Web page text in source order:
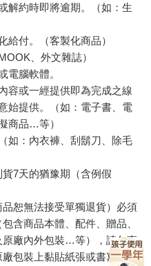
解約時即將逾期。（如：生
給付。（客製化商品）
、外文雜誌）
電腦軟體。
容或一經提供即為完成之線
始提供。（如：電子書、電
商品…等）
如：內衣褲、刮鬍刀、除毛
7天的猶豫期（含例假
恕無法接受單獨退貨）必須
含商品本體、配件、贈品、
原廠內外包裝…等），請勿直
包裝上黏貼紙張或書寫文